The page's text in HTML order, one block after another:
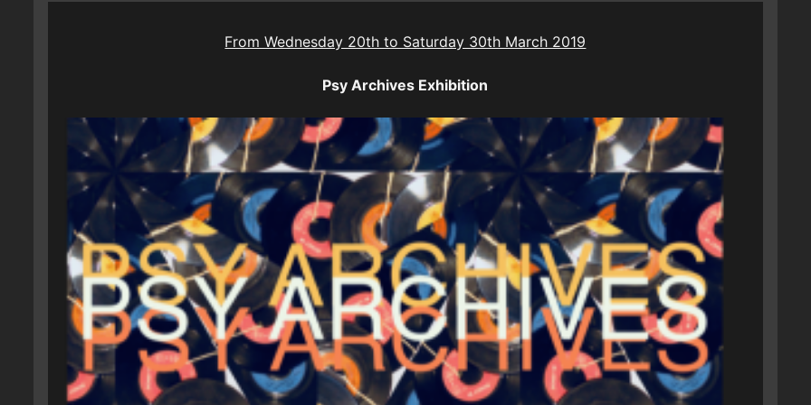
From Wednesday 20th to Saturday 30th March 2019
Psy Archives Exhibition